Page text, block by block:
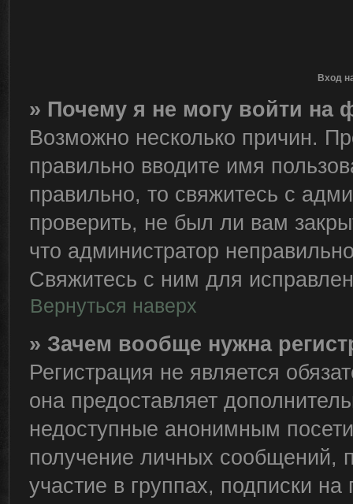
Вход
» Почему я не могу войти на
Возможно несколько причин.
правильно вводите имя
правильно, то свяжитесь с
проверить, не был ли вам
что администратор
Свяжитесь с ним для
Вернуться наверх
» Зачем вообще нужна
Регистрация не является
она предоставляет
недоступные анонимным
получение личных сообщений,
участие в группах, подписки